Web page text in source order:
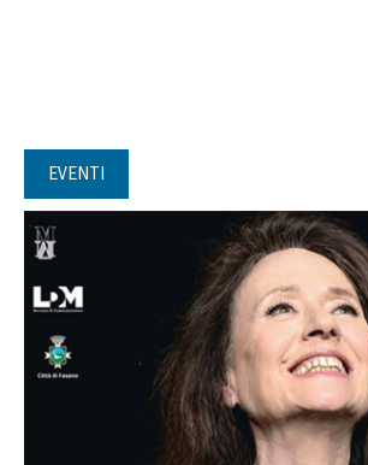
EVENTI